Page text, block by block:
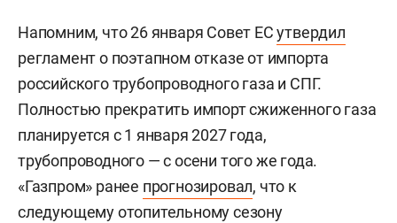
Напомним, что 26 января Совет ЕСутвердил
регламент о поэтапном отказе от импорта
российского трубопроводного газа и СПГ.
Полностью прекратить импорт сжиженного газа
планируется с 1 января 2027 года,
трубопроводного — с осени того же года.
«Газпром» ранее прогнозировал, что к
следующему отопительному сезону